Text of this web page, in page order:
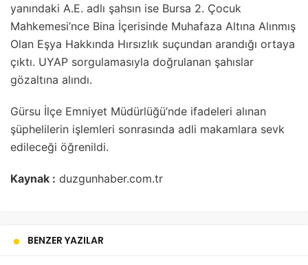
yanındaki A.E. adlı şahsın ise Bursa 2. Çocuk
Mahkemesi’nce Bina İçerisinde Muhafaza Altına Alınmış
Olan Eşya Hakkında Hırsızlık suçundan arandığı ortaya
çıktı. UYAP sorgulamasıyla doğrulanan şahıslar
gözaltına alındı.
Gürsu İlçe Emniyet Müdürlüğü’nde ifadeleri alınan
şüphelilerin işlemleri sonrasında adli makamlara sevk
edileceği öğrenildi.
Kaynak : duzgunhaber.com.tr
BENZER YAZILAR